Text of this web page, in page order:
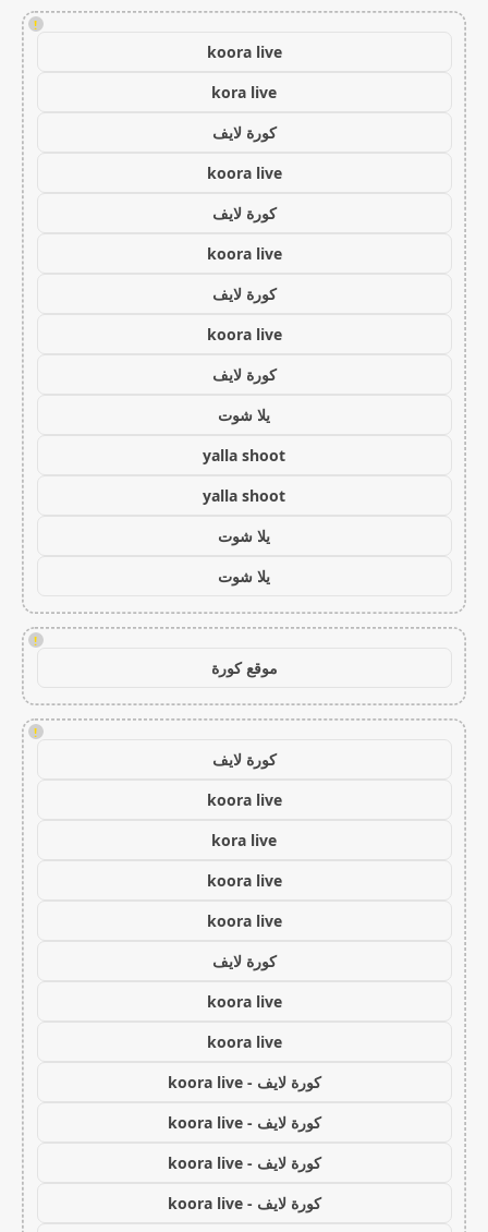
!
koora live
kora live
كورة لايف
koora live
كورة لايف
koora live
كورة لايف
koora live
كورة لايف
يلا شوت
yalla shoot
yalla shoot
يلا شوت
يلا شوت
!
موقع كورة
!
كورة لايف
koora live
kora live
koora live
koora live
كورة لايف
koora live
koora live
كورة لايف - koora live
كورة لايف - koora live
كورة لايف - koora live
كورة لايف - koora live